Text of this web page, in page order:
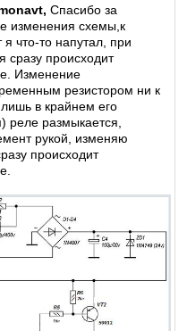
Спасибо за
изменения схемы,к
что-то напутал, при
сразу происходит
Изменение
резистором ни к
в крайнем его
размыкается,
рукой, изменяю
происходит